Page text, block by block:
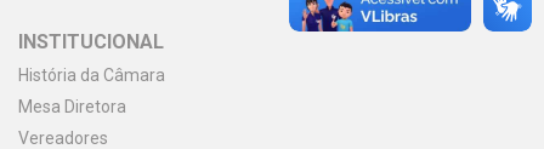
INSTITUCIONAL
História da Câmara
Mesa Diretora
Vereadores